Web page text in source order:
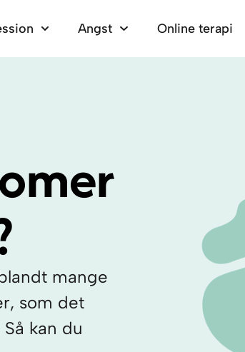
Angst Online terapi
mange
som det
kan du